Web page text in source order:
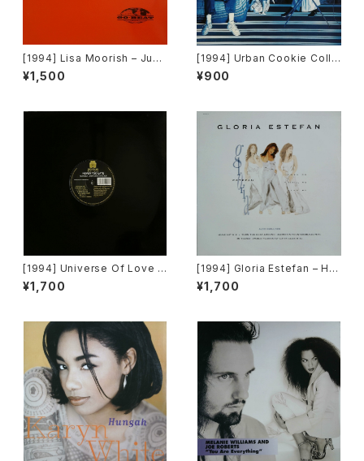
[1994] Lisa Moorish – Just
The Way It Is [Go!Beat]
¥1,500
[1994] Urban Cookie Colle
ctive – Bring It On Home [P
ulse-8 Records]
¥900
[1994] Universe Of Love –
Never Too Late [Animus R
ecords]
¥1,700
[1994] Gloria Estefan – Hol
d Me, Thrill Me, Kiss Me [E
pic]
¥1,700